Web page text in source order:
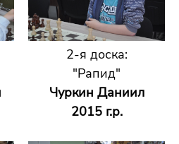
2-я доска:
"Рапид"
Чуркин Даниил
2015 г.р.